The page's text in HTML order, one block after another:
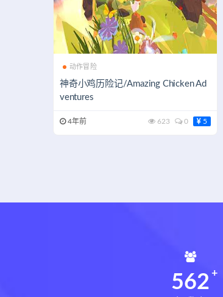
动作冒险
神奇小鸡历险记/Amazing Chicken Ad
ventures
4年前 623 0 5
562